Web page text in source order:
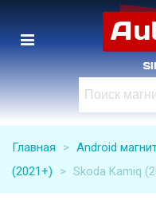
Главная > Android
(2021+)
> Skoda Kamiq